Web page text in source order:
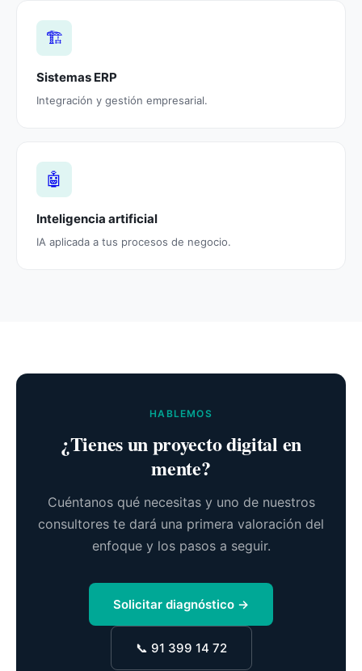
🏗️
Sistemas ERP
Integración y gestión empresarial.
🤖
Inteligencia artificial
IA aplicada a tus procesos de negocio.
HABLEMOS
¿Tienes un proyecto digital en
mente?
Cuéntanos qué necesitas y uno de nuestros
consultores te dará una primera valoración del
enfoque y los pasos a seguir.
Solicitar diagnóstico →
📞 91 399 14 72